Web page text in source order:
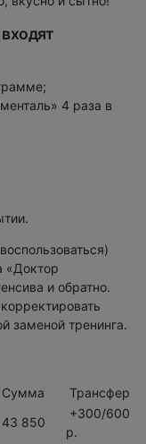
4 раза в
«Доктор
и обратно.
заменой тренинга.
Сумма
Трансфер
43 850
+300/600
р.